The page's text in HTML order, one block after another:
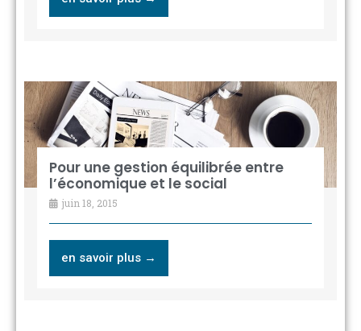
Pour une gestion équilibrée entre
l’économique et le social
juin 18, 2015
en savoir plus →